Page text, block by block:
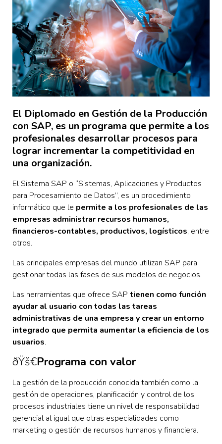
El Diplomado en Gestión de la Producción
con SAP, es un programa que permite a los
profesionales desarrollar procesos para
lograr incrementar la competitividad en
una organización.
El Sistema SAP o “Sistemas, Aplicaciones y Productos
para Procesamiento de Datos”, es un procedimiento
informático que le permite a los profesionales de las
empresas administrar recursos humanos,
financieros-contables, productivos, logísticos, entre
otros.
Las principales empresas del mundo utilizan SAP para
gestionar todas las fases de sus modelos de negocios.
Las herramientas que ofrece SAP tienen como función
ayudar al usuario con todas las tareas
administrativas de una empresa y crear un entorno
integrado que permita aumentar la eficiencia de los
usuarios.
ðŸš€Programa con valor
La gestión de la producción conocida también como la
gestión de operaciones, planificación y control de los
procesos industriales tiene un nivel de responsabilidad
gerencial al igual que otras especialidades como
marketing o gestión de recursos humanos y financiera.